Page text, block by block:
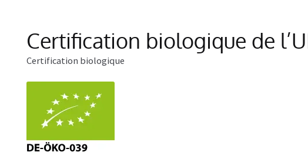
Certification biologique de
Certification biologique